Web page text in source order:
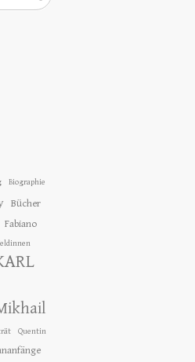
Biographie
Bücher
Fabiano
Quentin